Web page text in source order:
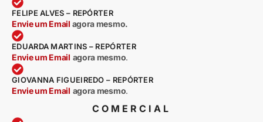
FELIPE ALVES – REPÓRTER
Envie um Email agora mesmo.
EDUARDA MARTINS – REPÓRTER
Envie um Email agora mesmo.
GIOVANNA FIGUEIREDO – REPÓRTER
Envie um Email agora mesmo.
COMERCIAL